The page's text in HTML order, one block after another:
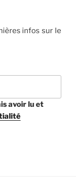
infos sur le
avoir lu et